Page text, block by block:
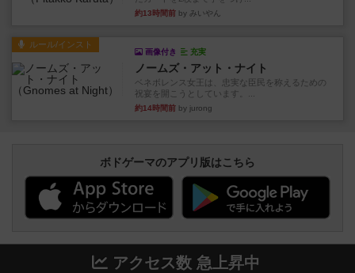
約13時間前 by みいやん
ルール/インスト
画像付き 充実
ノームズ・アット・ナイト
ベネボレンス女王は、忠実な臣民を称えるための
祝宴を開こうとしています。...
約14時間前 by jurong
ボドゲーマのアプリ版はこちら
アクセス数 急上昇中